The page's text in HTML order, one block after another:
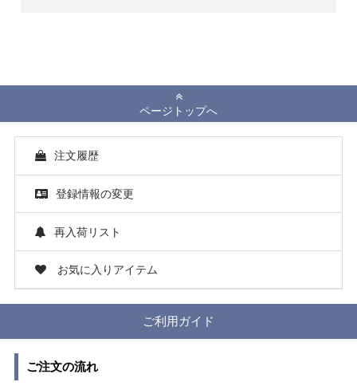
ページトップへ
注文履歴
登録情報の変更
再入荷リスト
お気に入りアイテム
ご利用ガイド
ご注文の流れ